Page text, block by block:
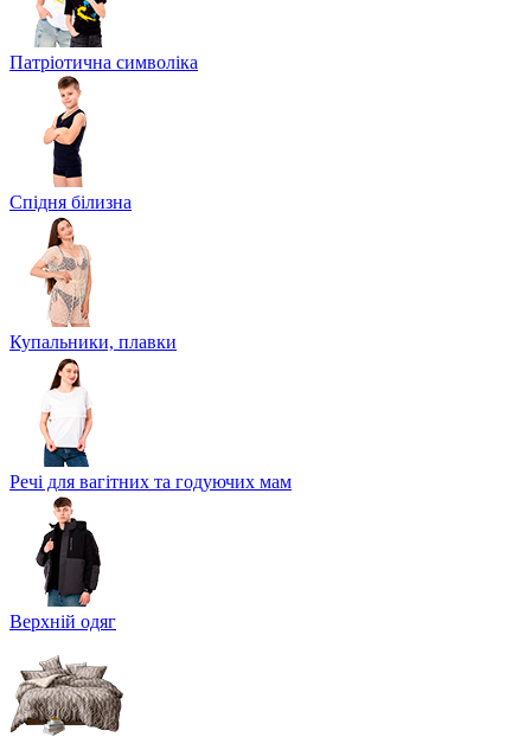
Патріотична символіка
Спідня білизна
Купальники, плавки
Речі для вагітних та годуючих мам
Верхній одяг